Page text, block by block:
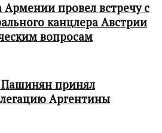
Армении провел встречу с
канцлера Австрии
вопросам
принял
Аргентины